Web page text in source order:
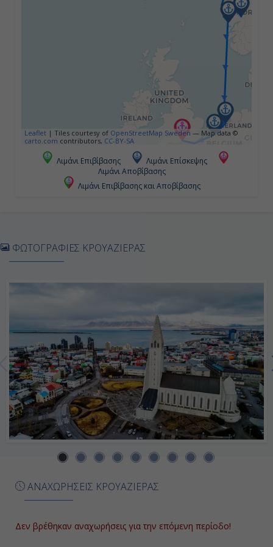
-
-
Ημέρα 5η
Αάλεσουντ, Νορβηγία
11:00
22:00
Ημέρα 7η
Μπέργκεν, Νορβηγία
08:00
17:00
Ημέρα 8η
Εν Πλω
Leaflet | Tiles courtesy of OpenStreetMap Sweden — Map data ©
carto.com contributors, CC-BY-SA
Λιμάνι Επιβίβασης
Λιμάνι Επίσκεψης
Λιμάνι Αποβίβασης
Λιμάνι Επιβίβασης και Αποβίβασης
ΑΝΑΧΩΡΗΣΕΙΣ ΚΡΟΥΑΖΙΕΡΑΣ
Δεν βρέθηκαν αναχωρήσεις για την επόμενη περίοδο!
ΦΩΤΟΓΡΑΦΙΕΣ ΚΡΟΥΑΖΙΕΡΑΣ